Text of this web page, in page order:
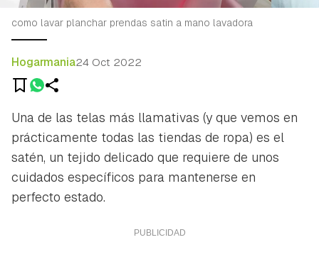
como lavar planchar prendas satin a mano lavadora
Hogarmania24 Oct 2022
Una de las telas más llamativas (y que vemos en
prácticamente todas las tiendas de ropa) es el
satén, un tejido delicado que requiere de unos
cuidados específicos para mantenerse en
perfecto estado.